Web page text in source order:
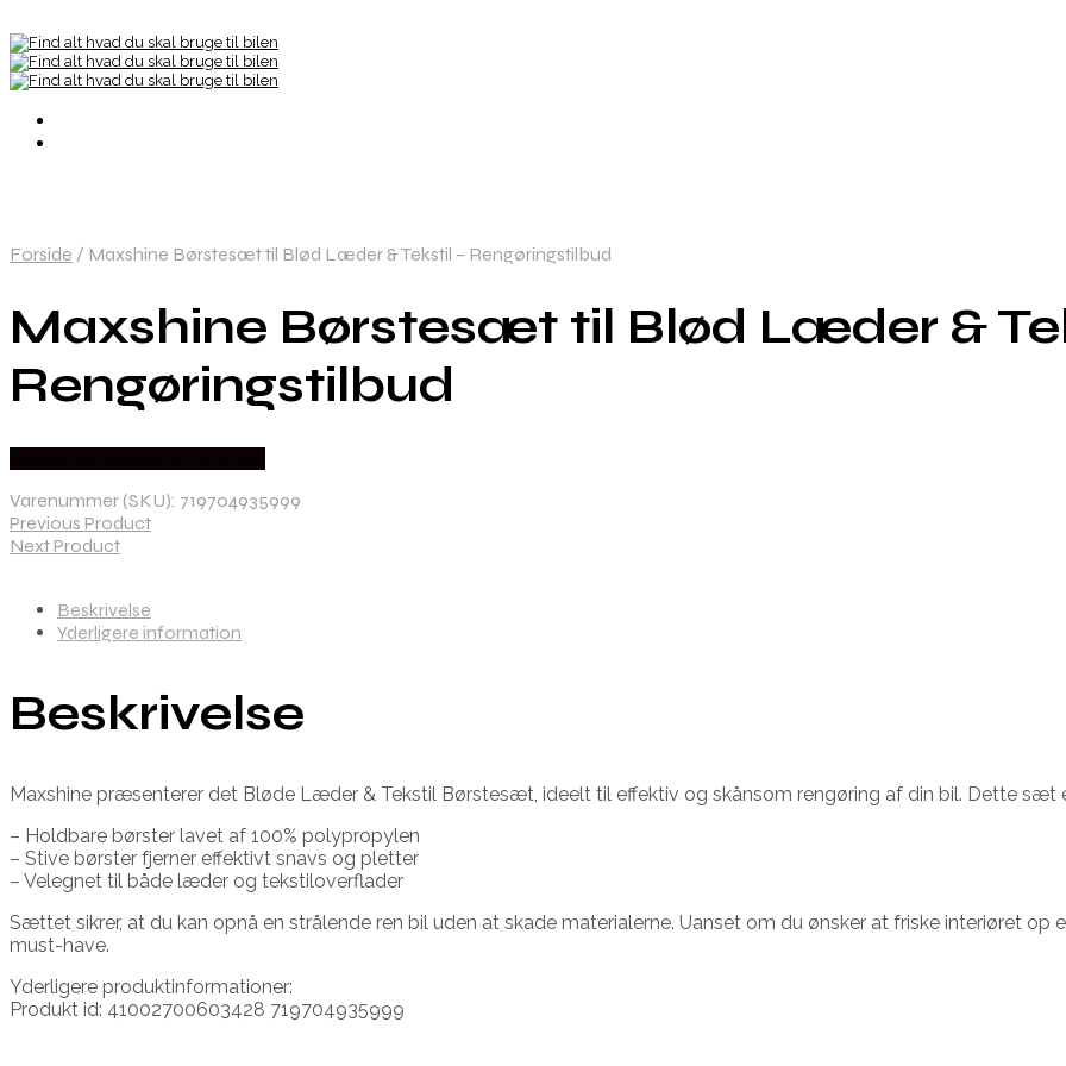
Forside / Maxshine Børstesæt til Blød Læder & Tekstil – Rengøringstilbud
Maxshine Børstesæt til Blød Læder &
Rengøringstilbud
Varenummer (SKU): 719704935999
Previous Product
Next Product
Beskrivelse
Yderligere information
Beskrivelse
Maxshine præsenterer det Bløde Læder & Tekstil Børstesæt, ideelt til effektiv og skånsom rengøring af din bil. Dette sæt
– Holdbare børster lavet af 100% polypropylen
– Stive børster fjerner effektivt snavs og pletter
– Velegnet til både læder og tekstiloverflader
Sættet sikrer, at du kan opnå en strålende ren bil uden at skade materialerne. Uanset om du ønsker at friske interiøret
must-have.
Yderligere produktinformationer:
Produkt id: 41002700603428 719704935999